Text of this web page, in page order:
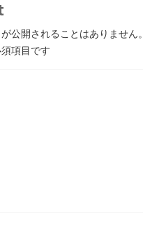
公開されることはありません。
項目です